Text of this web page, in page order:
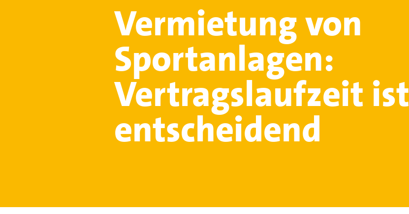
Vermietung von
Sportanlagen:
Vertragslaufzeit ist
entscheidend